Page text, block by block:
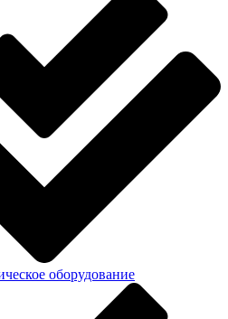
оборудование